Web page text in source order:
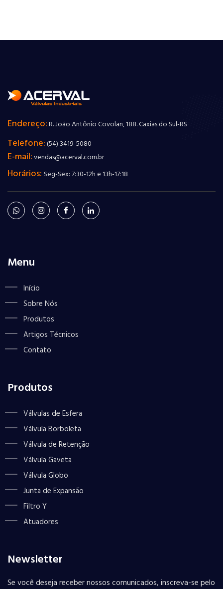
Endereço:R. João Antônio Covolan, 188. Caxias do Sul-RS
Telefone:(54) 3419-5080
E-mail:vendas@acerval.com.br
Horários: Seg-Sex: 7:30-12h e 13h-17:18
Menu
Início
Sobre Nós
Produtos
Artigos Técnicos
Contato
Produtos
Válvulas de Esfera
Válvula Borboleta
Válvula de Retenção
Válvula Gaveta
Válvula Globo
Junta de Expansão
Filtro Y
Atuadores
Newsletter
Se você deseja receber nossos comunicados, inscreva-se pelo